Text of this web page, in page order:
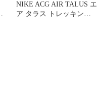
NIKE ACG AIR TALUS エ
ア タラス トレッキング